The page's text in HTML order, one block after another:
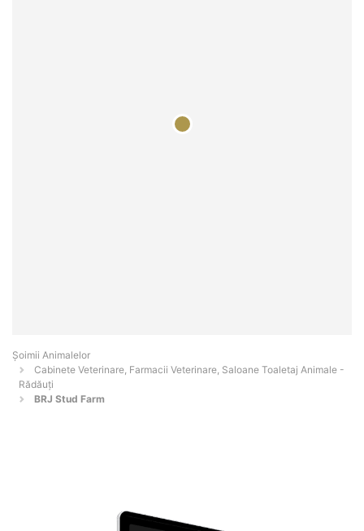
Şoimii Animalelor
Cabinete Veterinare, Farmacii Veterinare, Saloane Toaletaj Animale -
Rădăuţi
BRJ Stud Farm